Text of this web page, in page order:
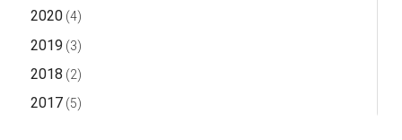
2020(4)
2019 (3)
2018 (2)
2017(5)